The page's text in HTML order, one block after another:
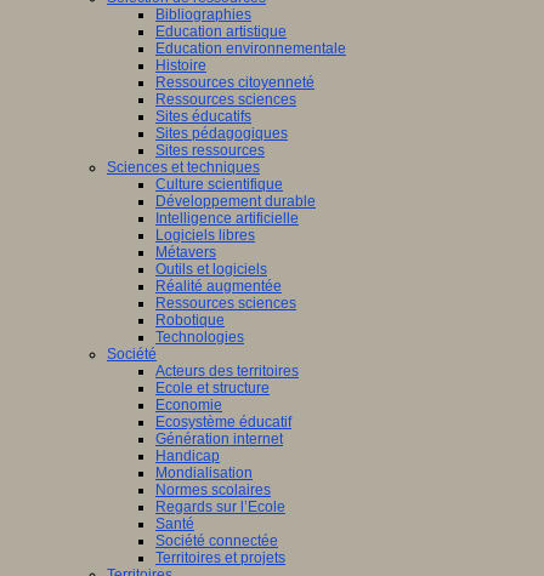
Bibliographies
Education artistique
Education environnementale
Histoire
Ressources citoyenneté
Ressources sciences
Sites éducatifs
Sites pédagogiques
Sites ressources
Sciences et techniques
Culture scientifique
Développement durable
Intelligence artificielle
Logiciels libres
Métavers
Outils et logiciels
Réalité augmentée
Ressources sciences
Robotique
Technologies
Société
Acteurs des territoires
Ecole et structure
Economie
Ecosystème éducatif
Génération internet
Handicap
Mondialisation
Normes scolaires
Regards sur l’Ecole
Santé
Société connectée
Territoires et projets